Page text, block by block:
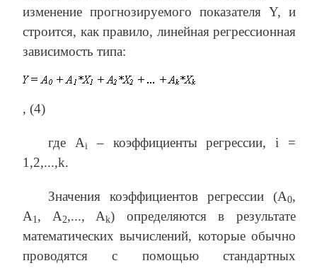
изменение прогнозируемого показателя Y, и
строится, как правило, линейная регрессионная
зависимость типа:
, (4)
где Ai
– коэффициенты регрессии, i =
1,2,...,k.
Значения коэффициентов регрессии (A0,
A1, A2,..., Ak) определяются в результате
математических вычислений, которые обычно
проводятся с помощью стандартных